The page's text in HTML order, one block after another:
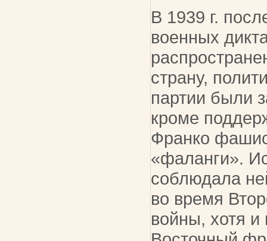
В 1939 г.
военных
страну,
партии были
кроме
Франко
«фаланги».
соблюдала
во время
войны, хотя и